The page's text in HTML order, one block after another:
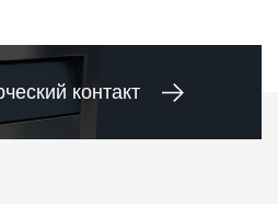
контакт